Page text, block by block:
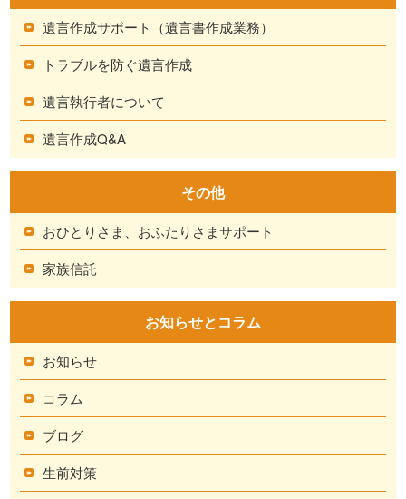
遺言作成サポート（遺言書作成業務）
トラブルを防ぐ遺言作成
遺言執行者について
遺言作成Q&A
その他
おひとりさま、おふたりさまサポート
家族信託
お知らせとコラム
お知らせ
コラム
ブログ
生前対策